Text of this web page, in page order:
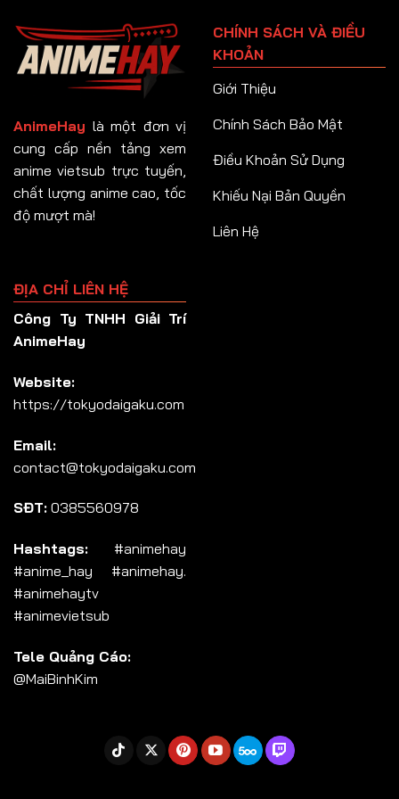
Tập 93
Tập 95
Tập 96
Tập 97
Tập 101
Tập 108
Tập 109
Tập 115
AnimeHay là một đơn vị
cung cấp nền tảng xem
anime vietsub trực tuyến,
chất lượng anime cao, tốc
độ mượt mà!
CHÍNH SÁCH VÀ ĐIỀU
KHOẢN
Giới Thiệu
Chính Sách Bảo Mật
Điều Khoản Sử Dụng
Khiếu Nại Bản Quyền
Liên Hệ
ĐỊA CHỈ LIÊN HỆ
Công Ty TNHH Giải Trí
AnimeHay
Website:
https://tokyodaigaku.com
Email:
contact@tokyodaigaku.com
SĐT: 0385560978
Hashtags: #animehay
#anime_hay #animehay.
#animehaytv
#animevietsub
Tele Quảng Cáo:
@MaiBinhKim